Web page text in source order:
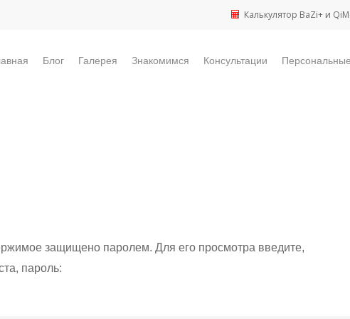
Калькулятор BaZi+ и
Блог Галерея Знакомимся Консультации
защищено паролем. Для его просмотра введите,
пароль: